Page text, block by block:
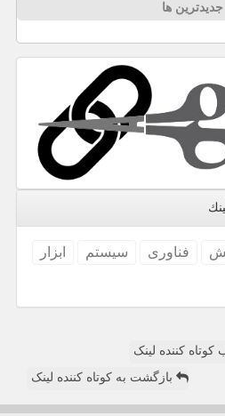
جدیدترین ها
فناوری سیستم
ابزار
کوتاه کننده لینک
بازگشت به کوتاه کننده لینک